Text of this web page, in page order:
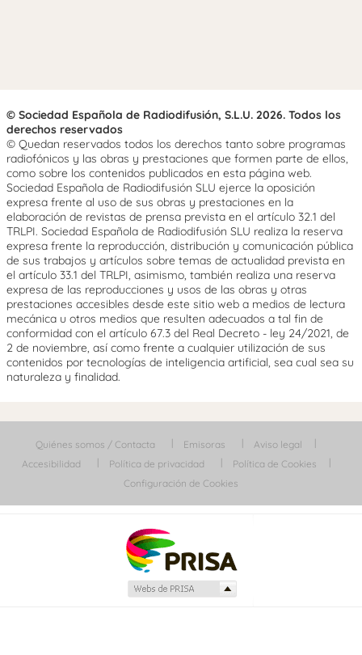
© Sociedad Española de Radiodifusión, S.L.U. 2026. Todos los
derechos reservados
© Quedan reservados todos los derechos tanto sobre programas
radiofónicos y las obras y prestaciones que formen parte de ellos,
como sobre los contenidos publicados en esta página web.
Sociedad Española de Radiodifusión SLU ejerce la oposición
expresa frente al uso de sus obras y prestaciones en la
elaboración de revistas de prensa prevista en el artículo 32.1 del
TRLPI. Sociedad Española de Radiodifusión SLU realiza la reserva
expresa frente la reproducción, distribución y comunicación pública
de sus trabajos y artículos sobre temas de actualidad prevista en
el artículo 33.1 del TRLPI, asimismo, también realiza una reserva
expresa de las reproducciones y usos de las obras y otras
prestaciones accesibles desde este sitio web a medios de lectura
mecánica u otros medios que resulten adecuados a tal fin de
conformidad con el artículo 67.3 del Real Decreto - ley 24/2021, de
2 de noviembre, así como frente a cualquier utilización de sus
contenidos por tecnologías de inteligencia artificial, sea cual sea su
naturaleza y finalidad.
Quiénes somos / Contacta Emisoras
Aviso legal
Accesibilidad
Política de privacidad
Política de Cookies
Configuración de Cookies